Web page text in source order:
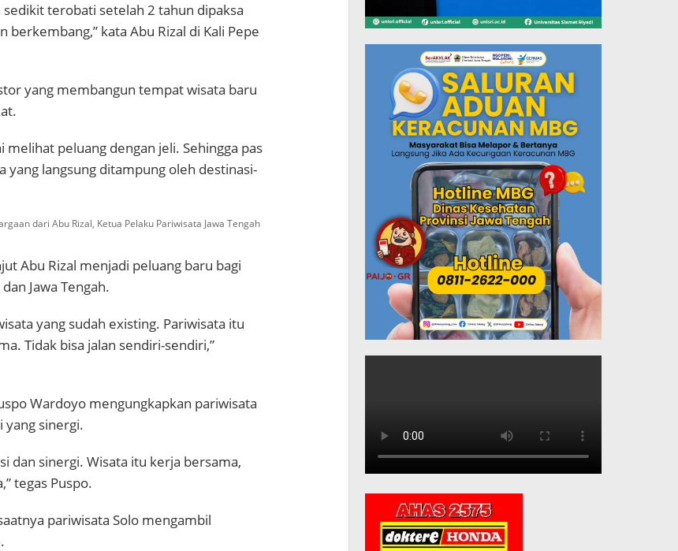
terobati setelah 2 tahun dipaksa
kata Abu Rizal di Kali Pepe
yang membangun tempat wisata baru
peluang dengan jeli. Sehingga pas
langsung ditampung oleh destinasi-
dari Abu Rizal, Ketua Pelaku Pariwisata Jawa Tengah
Abu Rizal menjadi peluang baru bagi
Jawa Tengah.
yang sudah existing. Pariwisata itu
Tidak bisa jalan sendiri-sendiri,”
Wardoyo mengungkapkan pariwisata
sinergi.
dan sinergi. Wisata itu kerja bersama,
tegas Puspo.
pariwisata Solo mengambil